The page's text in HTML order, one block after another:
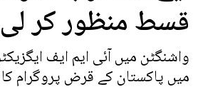
قسط منظور کر لی
واشنگٹن میں آئی ایم ایف
میں پاکستان کے قرض پروگرام کا